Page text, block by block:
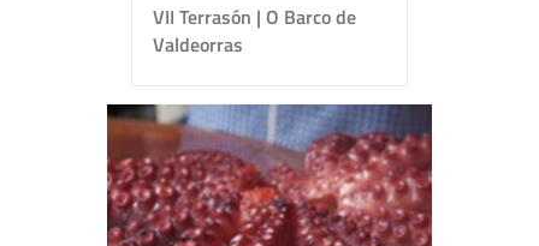
| ©OpenStreetMap
VII Terrasón | O Barco de
Valdeorras